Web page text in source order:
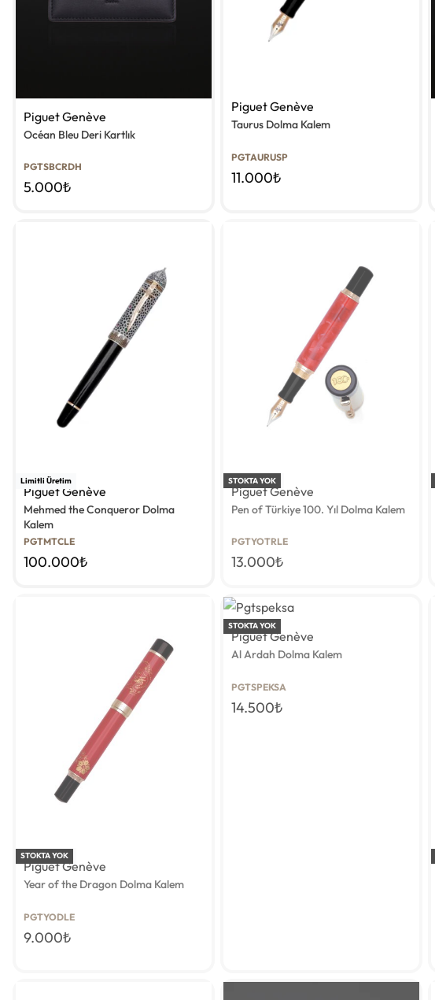
Piguet Genève
Océan Bleu Deri Kartlık
PGTSBCRDH
5.000₺
Piguet Genève
Taurus Dolma Kalem
PGTAURUSP
11.000₺
Limitli Üretim
Piguet Genève
Mehmed the Conqueror Dolma
Kalem
PGTMTCLE
100.000₺
Limitli Üretim
STOKTA YOK
Piguet Genève
Pen of Türkiye 100. Yıl Dolma Kalem
PGTYOTRLE
13.000₺
Limitli Üretim
STOKTA YOK
Piguet Genève
Year of the Dragon Dolma Kalem
PGTYODLE
9.000₺
Al Ardah
STOKTA YOK
Piguet Genève
Al Ardah Dolma Kalem
PGTSPEKSA
14.500₺